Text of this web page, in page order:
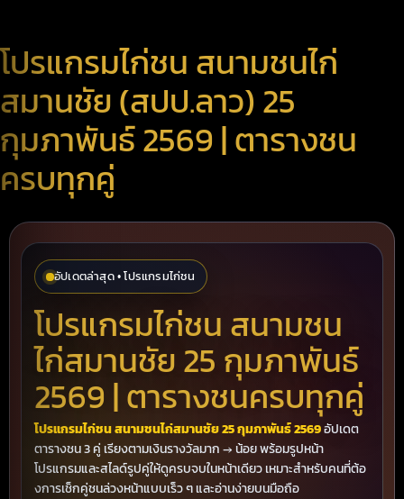
โปรแกรมไก่ชน สนามชนไก่
สมานชัย (สปป.ลาว) 25
กุมภาพันธ์ 2569 | ตารางชน
ครบทุกคู่
อัปเดตล่าสุด • โปรแกรมไก่ชน
โปรแกรมไก่ชน สนามชน
ไก่สมานชัย 25 กุมภาพันธ์
2569 | ตารางชนครบทุกคู่
โปรแกรมไก่ชน สนามชนไก่สมานชัย 25 กุมภาพันธ์ 2569อัปเดต
ตารางชน 3 คู่ เรียงตามเงินรางวัลมาก → น้อย พร้อมรูปหน้า
โปรแกรมและสไลด์รูปคู่ให้ดูครบจบในหน้าเดียว เหมาะสำหรับคนที่ต้อ
งการเช็กคู่ชนล่วงหน้าแบบเร็ว ๆ และอ่านง่ายบนมือถือ